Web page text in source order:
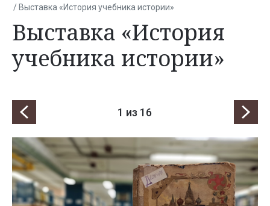
Выставка «История учебника истории»
Выставка «История
учебника истории»
1 из 16